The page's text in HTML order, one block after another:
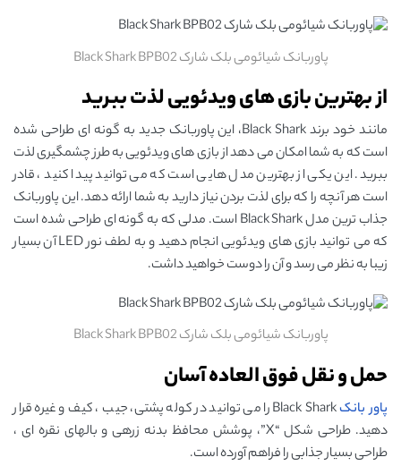
پاوربانک شیائومی بلک شارک Black Shark BPB02
از بهترین بازی های ویدئویی لذت ببرید
مانند خود برند Black Shark، این پاوربانک جدید به گونه ای طراحی شده
است که به شما امکان می دهد از بازی های ویدئویی به طرز چشمگیری لذت
ببرید. این یکی از بهترین مدل هایی است که می توانید پیدا کنید ، قادر
است هر آنچه را که برای لذت بردن نیاز دارید به شما ارائه دهد. این پاوربانک
جذاب ترین مدل Black Shark است. مدلی که به گونه ای طراحی شده است
که می توانید بازی های ویدئویی انجام دهید و به لطف نور LED آن بسیار
زیبا به نظر می رسد و آن را دوست خواهید داشت.
پاوربانک شیائومی بلک شارک Black Shark BPB02
حمل و نقل فوق العاده آسان
پاور بانک
Black Shark را می توانید در کوله پشتی، جیب ، کیف و غیره قرار
دهید. طراحی شکل “X”، پوشش محافظ بدنه زرهی و بالهای نقره ای ،
طراحی بسیار جذابی را فراهم آورده است.